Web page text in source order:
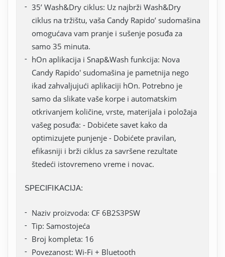
35’ Wash&Dry ciklus: Uz najbrži Wash&Dry
ciklus na tržištu, vaša Candy Rapido’ sudomašina
omogućava vam pranje i sušenje posuđa za
samo 35 minuta.
hOn aplikacija i Snap&Wash funkcija: Nova
Candy Rapido' sudomašina je pametnija nego
ikad zahvaljujući aplikaciji hOn. Potrebno je
samo da slikate vaše korpe i automatskim
otkrivanjem količine, vrste, materijala i položaja
vašeg posuđa: - Dobićete savet kako da
optimizujete punjenje - Dobićete pravilan,
efikasniji i brži ciklus za savršene rezultate
štedeći istovremeno vreme i novac.
SPECIFIKACIJA:
Naziv proizvoda: CF 6B2S3PSW
Tip: Samostojeća
Broj kompleta: 16
Povezanost: Wi-Fi + Bluetooth